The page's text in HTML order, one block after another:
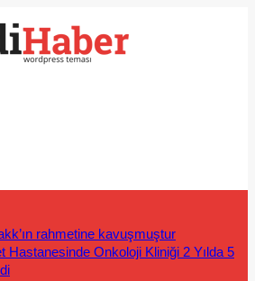
rahmetine kavuşmuştur
Hastanesinde Onkoloji Kliniği 2 Yılda 5